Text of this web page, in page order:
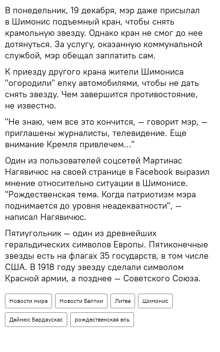
В понедельник, 19 декабря, мэр даже присылал
в Шимонис подъемный кран, чтобы снять
крамольную звезду. Однако кран не смог до нее
дотянуться. За услугу, оказанную коммунальной
службой, мэр обещал заплатить сам.
К приезду другого крана жители Шимониса
"огородили" елку автомобилями, чтобы не дать
снять звезду. Чем завершится противостояние,
не известно.
"Не знаю, чем все это кончится, — говорит мэр, —
приглашены журналисты, телевидение. Еще
внимание Кремля привлечем…"
Один из пользователей соцсетей Мартинас
Нагявичюс на своей странице в Facebook выразил
мнение относительно ситуации в Шимонисе.
"Рождественская тема. Когда патриотизм мэра
поднимается до уровня неадекватности", —
написал Нагявичюс.
Пятиугольник — один из древнейших
геральдических символов Европы. Пятиконечные
звезды есть на флагах 35 государств, в том числе
США. В 1918 году звезду сделали символом
Красной армии, а позднее — Советского Союза.
Новости мира Новости Балтии Литва Шимонис
Дайнюс Бардаускас рождественская ель